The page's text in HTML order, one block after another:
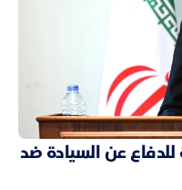
عن السيادة ضد